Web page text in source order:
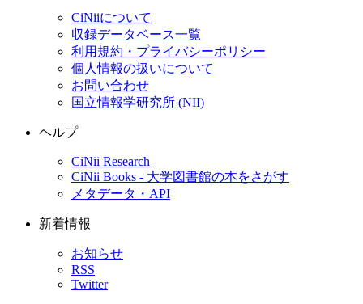
CiNiiについて
収録データベース一覧
利用規約・プライバシーポリシー
個人情報の扱いについて
お問い合わせ
国立情報学研究所 (NII)
ヘルプ
CiNii Research
CiNii Books - 大学図書館の本をさがす
メタデータ・API
新着情報
お知らせ
RSS
Twitter